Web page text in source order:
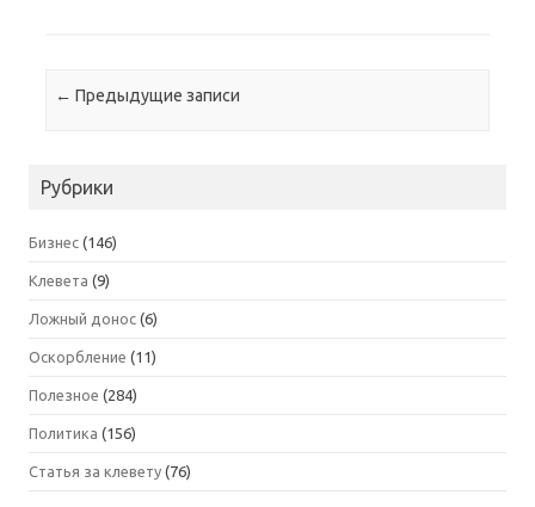
Навигация по записям
← Предыдущие записи
Рубрики
Бизнес (146)
Клевета (9)
Ложный донос (6)
Оскорбление (11)
Полезное (284)
Политика (156)
Статья за клевету (76)